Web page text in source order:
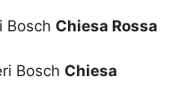
Bosch Chiesa Rossa
Bosch Chiesa